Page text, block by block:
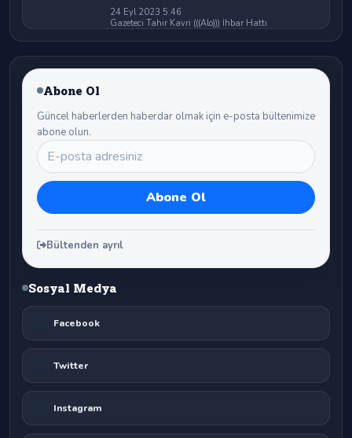
24 Eyl 2023 5:46
Gazeteci Tahir Kavri (((Alo))) İhbar Hattı
Abone Ol
Güncel haberlerden haberdar olmak için e-posta bültenimize
abone olun.
Bültenden ayrıl
Sosyal Medya
Facebook
Twitter
Instagram